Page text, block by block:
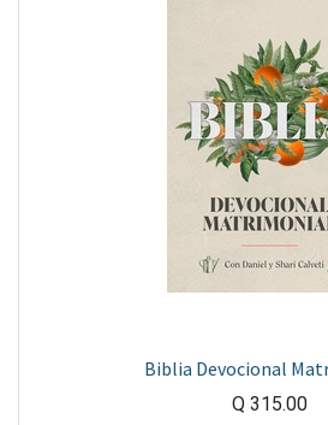
Biblia Devocional
Q 315.00